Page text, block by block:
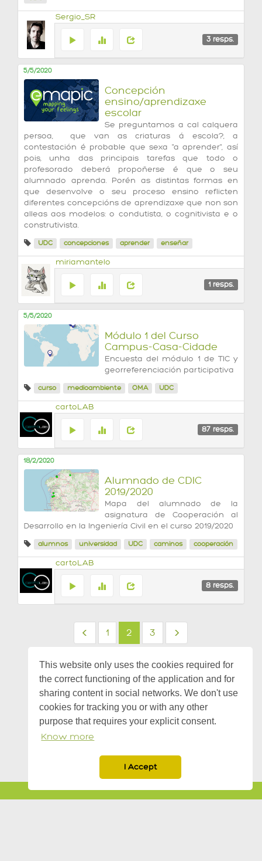
This website only uses the cookies required for
the correct functioning of the application and for
sharing content in social networks. We don't use
cookies for tracking you or with any other
purpose that requires your explicit consent.
Know more
I Accept
Sergio_SR
3 resps.
5/5/2020
Concepción
ensino/aprendizaxe
escolar
Se preguntamos a cal calquera
persoa, que van as criaturas á escola?, a
contestación é probable que sexa "a aprender", así
pois, unha das principais tarefas que todo o
profesorado deberá propoñerse é que o seu
alumnado aprenda. Porén as distintas formas en
que desenvolve o seu proceso ensino reflicten
diferentes concepcións de aprendizaxe que non son
alleas aos modelos: o condutista, o cognitivista e o
construtivista.
UDC concepciones aprender enseñar
miriamantelo
1 resps.
5/5/2020
Módulo 1 del Curso
Campus-Casa-Cidade
Encuesta del módulo 1 de TIC y
georreferenciación participativa
curso medioambiente OMA UDC
cartoLAB
87 resps.
18/2/2020
Alumnado de CDIC
2019/2020
Mapa del alumnado de la
asignatura de Cooperación al
Desarrollo en la Ingeniería Civil en el curso 2019/2020
alumnos universidad UDC caminos cooperación
cartoLAB
8 resps.
1 2 3